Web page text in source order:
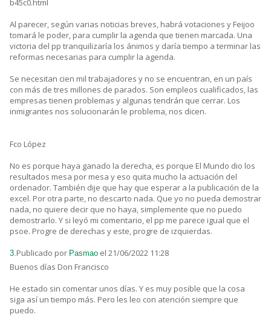
b45c0.html
Al parecer, según varias noticias breves, habrá votaciones y Feijoo
tomará le poder, para cumplir la agenda que tienen marcada. Una
victoria del pp tranquilizaría los ánimos y daría tiempo a terminar las
reformas necesarias para cumplir la agenda.
Se necesitan cien mil trabajadores y no se encuentran, en un país
con más de tres millones de parados. Son empleos cualificados, las
empresas tienen problemas y algunas tendrán que cerrar. Los
inmigrantes nos solucionarán le problema, nos dicen.
Fco López
No es porque haya ganado la derecha, es porque El Mundo dio los
resultados mesa por mesa y eso quita mucho la actuación del
ordenador. También dije que hay que esperar a la publicación de la
excel. Por otra parte, no descarto nada. Que yo no pueda demostrar
nada, no quiere decir que no haya, simplemente que no puedo
demostrarlo. Y si leyó mi comentario, el pp me parece igual que el
psoe. Progre de derechas y este, progre de izquierdas.
3.Publicado por Pasmao el 21/06/2022 11:28
Buenos días Don Francisco
He estado sin comentar unos días. Y es muy posible que la cosa
siga así un tiempo más. Pero les leo con atención siempre que
puedo.